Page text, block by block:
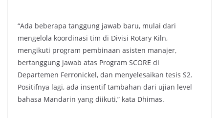
“Ada beberapa tanggung jawab baru, mulai dari
mengelola koordinasi tim di Divisi Rotary Kiln,
mengikuti program pembinaan asisten manajer,
bertanggung jawab atas Program SCORE di
Departemen Ferronickel, dan menyelesaikan tesis S2.
Positifnya lagi, ada insentif tambahan dari ujian level
bahasa Mandarin yang diikuti,” kata Dhimas.